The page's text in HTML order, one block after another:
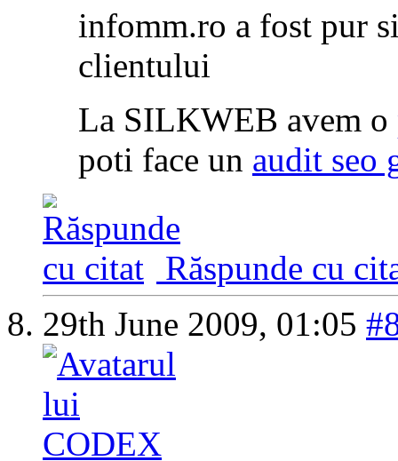
infomm.ro a fost pur
clientului
La SILKWEB avem o
poti face un audit seo
Răspunde cu
29th June 2009, 01:05